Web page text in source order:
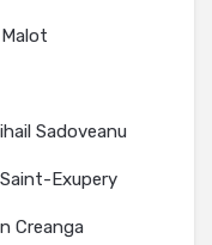
Sadoveanu
Exupery
Creanga